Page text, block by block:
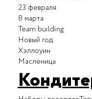
23 февраля
8 марта
Team building
Новый год
Хэллоуин
Масленица